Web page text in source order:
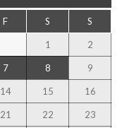
F S S
1 2
7 8 9
14 15 16
21 22 23